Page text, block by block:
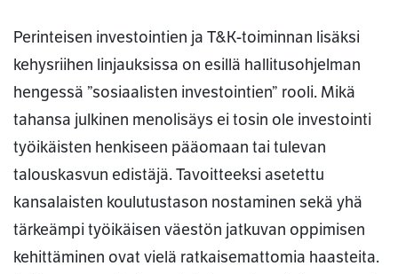
Perinteisen investointien ja T&K-toiminnan lisäksi
kehysriihen linjauksissa on esillä hallitusohjelman
hengessä ”sosiaalisten investointien” rooli. Mikä
tahansa julkinen menolisäys ei tosin ole investointi
työikäisten henkiseen pääomaan tai tulevan
talouskasvun edistäjä. Tavoitteeksi asetettu
kansalaisten koulutustason nostaminen sekä yhä
tärkeämpi työikäisen väestön jatkuvan oppimisen
kehittäminen ovat vielä ratkaisemattomia haasteita.